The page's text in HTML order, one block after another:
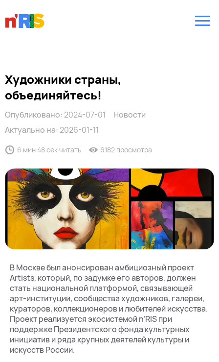
Художники страны,
объединяйтесь!
Опубликовано: 2024-07-01
Актуально на: 2026-01-11
Новости
6 мин 48 сек читать 6182 просмотра
В Москве был анонсирован амбициозный проект
Artists, который, по задумке его авторов, должен
стать национальной платформой, связывающей
арт-институции, сообщества художников, галереи,
кураторов, коллекционеров и любителей искусства.
Проект реализуется экосистемой n’RIS при
поддержке Президентского фонда культурных
инициатив и ряда крупных деятелей культуры и
искусств России.